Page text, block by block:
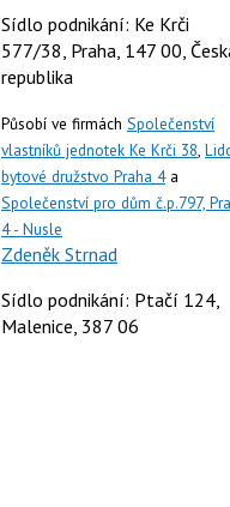
Sídlo podnikání: Ke Krči
577/38, Praha, 147 00,
republika
Působí ve firmách Společenství
vlastníků jednotek Ke Krči 38,
bytové družstvo Praha 4a
Společenství pro dům č.p.797,
4 - Nusle
Zdeněk Strnad
Sídlo podnikání: Ptačí 124,
Malenice, 387 06